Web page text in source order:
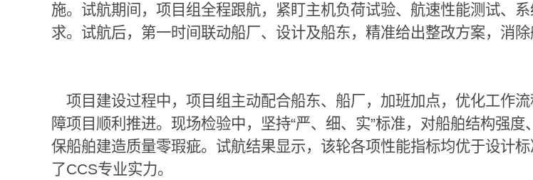
施。试航期间，项目组全程跟航，紧盯主机负荷试验、航速性能测试、
求。试航后，第一时间联动船厂、设计及船东，精准给出整改方案，消除
项目建设过程中，项目组主动配合船东、船厂，加班加点，优化工作
障项目顺利推进。现场检验中，坚持“严、细、实”标准，对船舶结构强度
保船舶建造质量零瑕疵。试航结果显示，该轮各项性能指标均优于设计
了CCS专业实力。